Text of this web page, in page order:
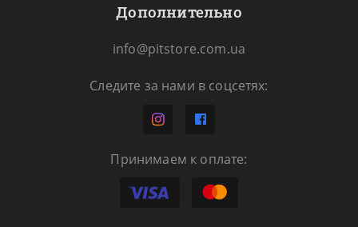
Дополнительно
info@pitstore.com.ua
Следите за нами в соцсетях:
Принимаем к оплате: